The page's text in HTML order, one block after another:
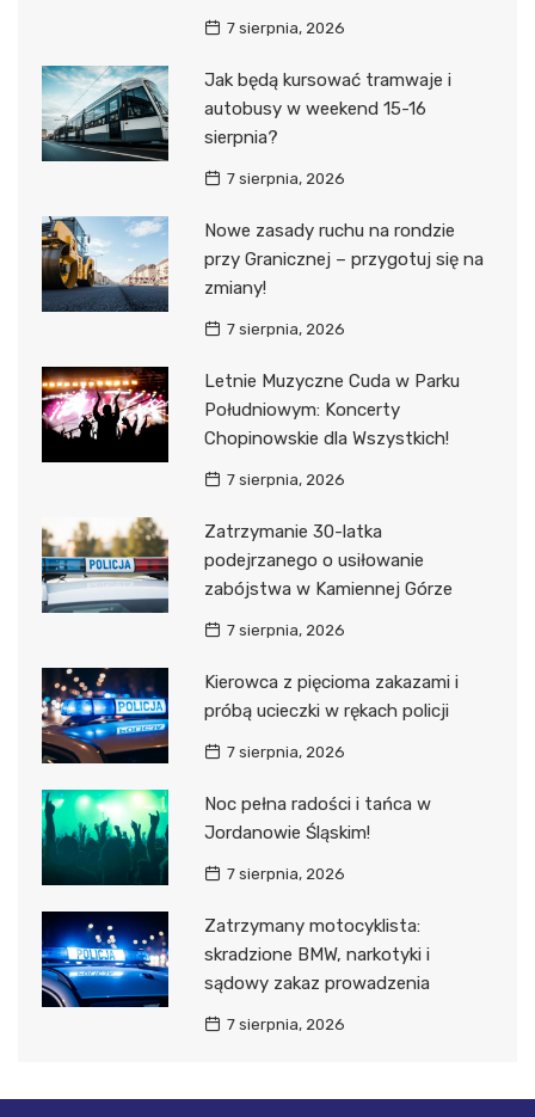
7 sierpnia, 2026
Jak będą kursować tramwaje i
autobusy w weekend 15-16
sierpnia?
7 sierpnia, 2026
Nowe zasady ruchu na rondzie
przy Granicznej – przygotuj się na
zmiany!
7 sierpnia, 2026
Letnie Muzyczne Cuda w Parku
Południowym: Koncerty
Chopinowskie dla Wszystkich!
7 sierpnia, 2026
Zatrzymanie 30-latka
podejrzanego o usiłowanie
zabójstwa w Kamiennej Górze
7 sierpnia, 2026
Kierowca z pięcioma zakazami i
próbą ucieczki w rękach policji
7 sierpnia, 2026
Noc pełna radości i tańca w
Jordanowie Śląskim!
7 sierpnia, 2026
Zatrzymany motocyklista:
skradzione BMW, narkotyki i
sądowy zakaz prowadzenia
7 sierpnia, 2026